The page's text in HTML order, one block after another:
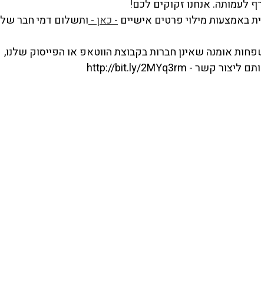
לעמותה. אנחנו זקוקים לכם!
- כאן - ותשלום דמי חבר של 200 ש"ח לשנה
אומנה שאינן חברות בקבוצת הווטאפ או הפייסוק שלנו,
ליצור קשר - http://bit.ly/2MYq3rm